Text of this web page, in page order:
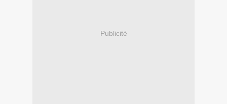
Publicité